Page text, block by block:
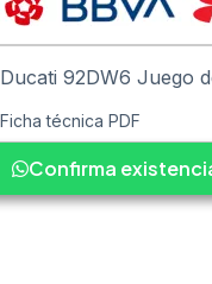
Ducati 92DW6 Juego
Ficha técnica PDF
Confirma